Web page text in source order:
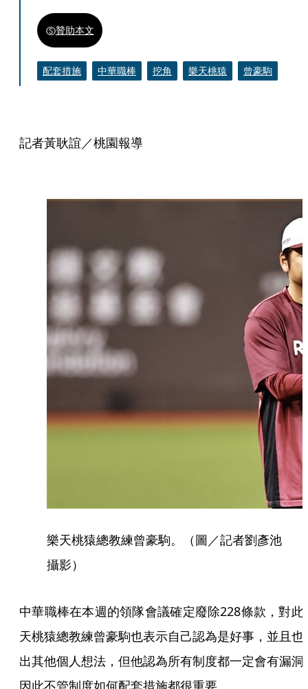
贊助本文
配套措施 中華職棒 挖角 樂天桃猿 曾豪駒
記者黃耿誼／桃園報導
樂天桃猿總教練曾豪駒。（圖／記者劉彥池
攝影）
中華職棒在本週的領隊會議確定廢除228條款，對此
天桃猿總教練曾豪駒也表示自己認為是好事，並且也
出其他個人想法，但他認為所有制度都一定會有漏洞
因此不管制度如何配套措施都很重要。